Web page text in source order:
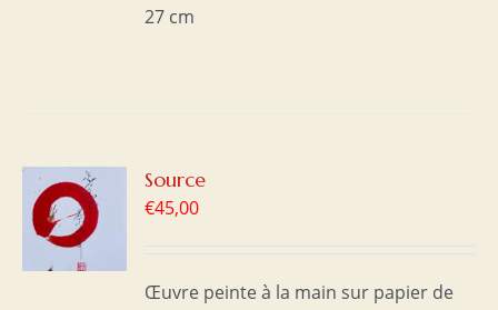
27 cm
Source
€45,00
Œuvre peinte à la main sur papier de